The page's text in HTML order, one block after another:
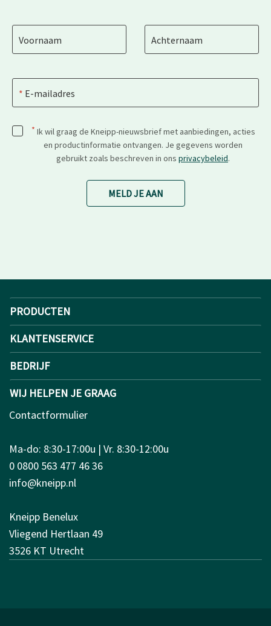
Voornaam Achternaam
E-mailadres
* Ik wil graag de Kneipp-nieuwsbrief met aanbiedingen, acties
en productinformatie ontvangen. Je gegevens worden
gebruikt zoals beschreven in ons privacybeleid.
MELD JE AAN
PRODUCTEN
KLANTENSERVICE
BEDRIJF
WIJ HELPEN JE GRAAG
Contactformulier
Ma-do: 8:30-17:00u | Vr. 8:30-12:00u
0 0800 563 477 46 36
info@kneipp.nl
Kneipp Benelux
Vliegend Hertlaan 49
3526 KT Utrecht